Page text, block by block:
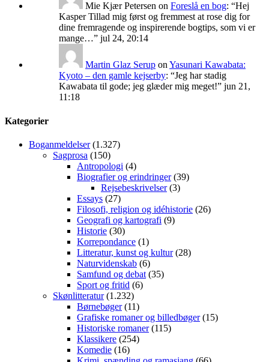
Mie Kjær Petersen on Foreslå en bog: “Hej
Kasper Tillad mig først og fremmest at rose dig for
dine fremragende og inspirerende bogtips, som vi er
mange…” jul 24, 20:14
Martin Glaz Serup onYasunari Kawabata:
Kyoto – den gamle kejserby: “Jeg har stadig
Kawabata til gode; jeg glæder mig meget!” jun 21,
11:18
Kategorier
Boganmeldelser(1.327)
Sagprosa (150)
Antropologi (4)
Biografier og erindringer(39)
Rejsebeskrivelser(3)
Essays (27)
Filosofi, religion og idéhistorie (26)
Geografi og kartografi (9)
Historie (30)
Korrepondance (1)
Litteratur, kunst og kultur(28)
Naturvidenskab (6)
Samfund og debat (35)
Sport og fritid (6)
Skønlitteratur(1.232)
Børnebøger(11)
Grafiske romaner og billedbøger(15)
Historiske romaner(115)
Klassikere (254)
Komedie (16)